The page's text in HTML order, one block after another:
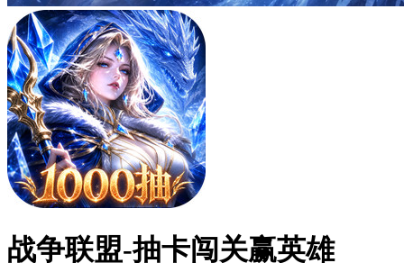
战争联盟-抽卡闯关赢英雄